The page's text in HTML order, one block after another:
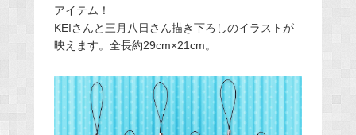
アイテム！
KEIさんと三月八日さん描き下ろしのイラストが
映えます。全長約29cm×21cm。